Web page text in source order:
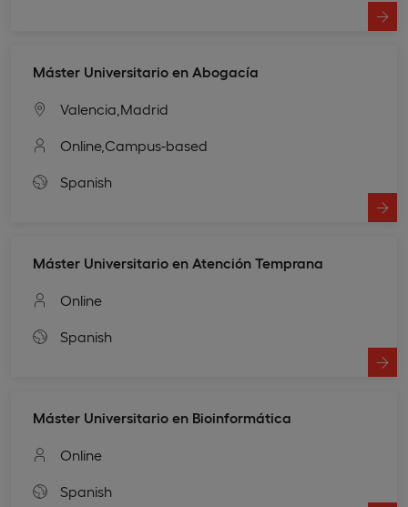
Máster Universitario en Abogacía
Valencia, Madrid
Online, Campus-based
Spanish
Máster Universitario en Atención Temprana
Online
Spanish
Máster Universitario en Bioinformática
Online
Spanish